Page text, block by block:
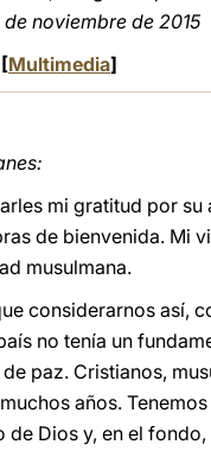
noviembre de 2015
[Multimedia]
mi gratitud por
de bienvenida. Mi
musulmana.
considerarnos así,
no tenía un
paz. Cristianos,
años.
Dios y, en el